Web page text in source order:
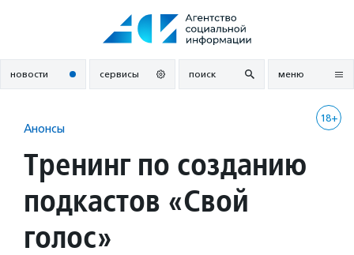
новости сервисы поиск меню
18+
Анонсы
Тренинг по созданию
подкастов «Свой
голос»